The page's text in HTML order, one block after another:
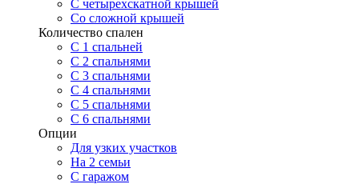
С четырехскатной крышей
Со сложной крышей
Количество спален
С 1 спальней
С 2 спальнями
С 3 спальнями
С 4 спальнями
С 5 спальнями
С 6 спальнями
Опции
Для узких участков
На 2 семьи
С гаражом